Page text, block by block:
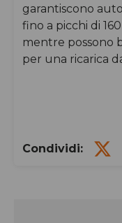
garantiscono
fino a picchi di
mentre possono
per una ricarica
Condividi: